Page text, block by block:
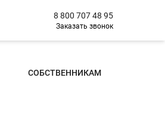
8 800 707 48 95
Заказать звонок
СОБСТВЕННИКАМ